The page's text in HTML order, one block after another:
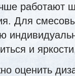
работают
Для
и
оценить